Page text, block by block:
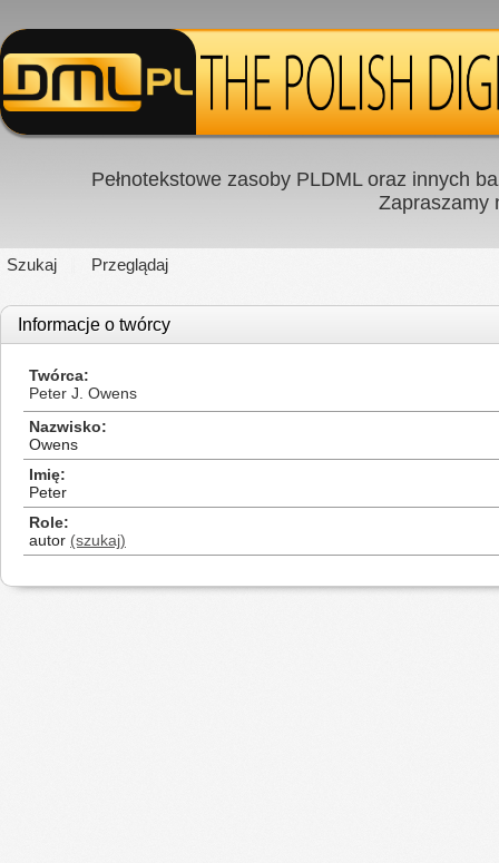
Pełnotekstowe zasoby PLDML oraz innych
Zapraszamy
Szukaj Przeglądaj
Informacje o twórcy
Twórca
Peter J. Owens
Nazwisko
Owens
Imię
Peter
Role
autor (szukaj)